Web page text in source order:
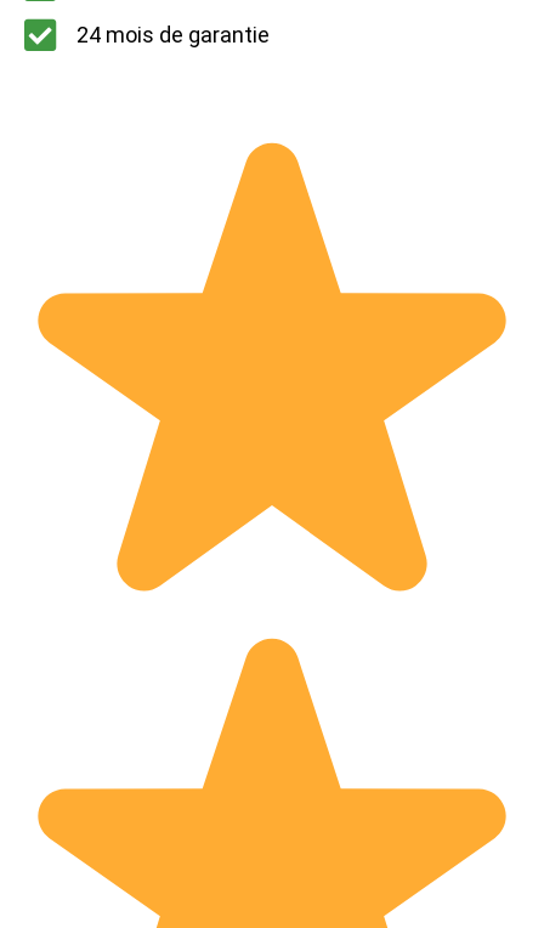
24 mois de garantie